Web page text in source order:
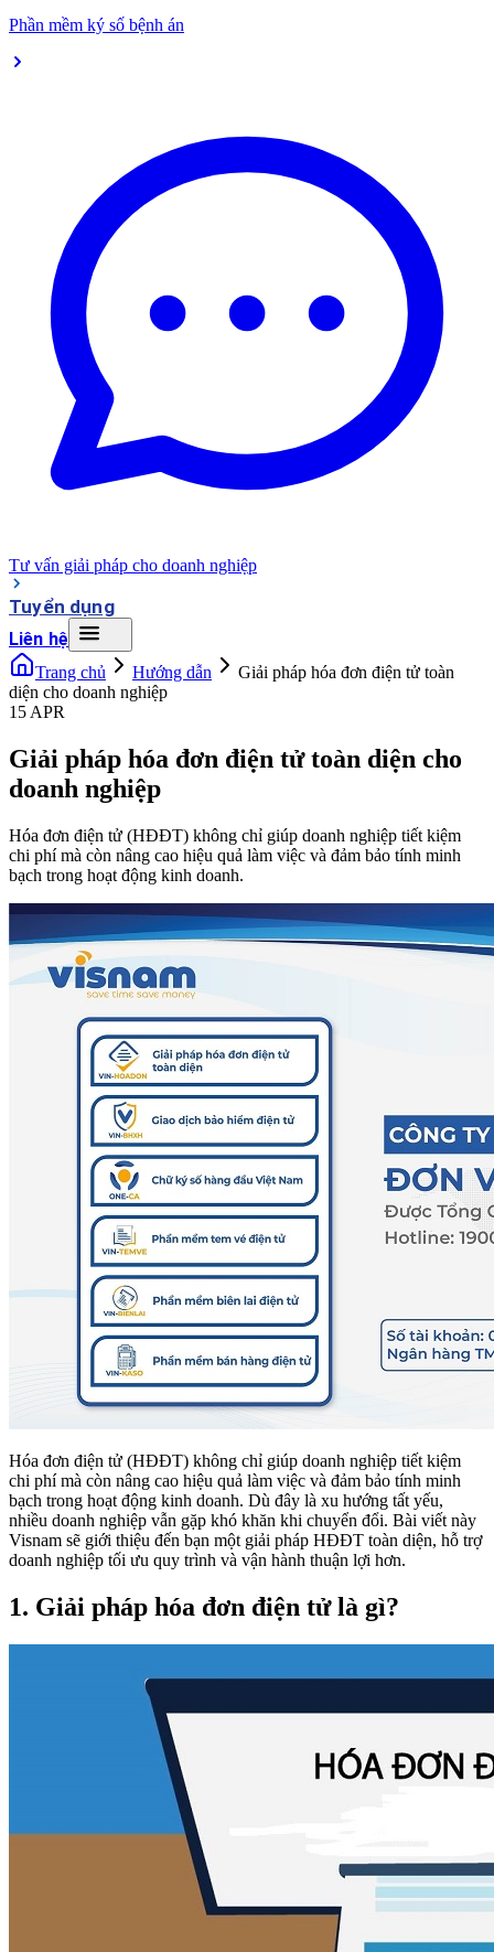
Phần mềm ký số bệnh án
Tư vấn giải pháp cho doanh nghiệp
Tuyển dụng
Liên hệ
Trang chủ Hướng dẫn
Giải pháp hóa đơn điện tử toàn
diện cho doanh nghiệp
15 APR
Giải pháp hóa đơn điện tử toàn diện cho
doanh nghiệp
Hóa đơn điện tử (HĐĐT) không chỉ giúp doanh nghiệp tiết kiệm
chi phí mà còn nâng cao hiệu quả làm việc và đảm bảo tính minh
bạch trong hoạt động kinh doanh.
Hóa đơn điện tử (HĐĐT) không chỉ giúp doanh nghiệp tiết kiệm
chi phí mà còn nâng cao hiệu quả làm việc và đảm bảo tính minh
bạch trong hoạt động kinh doanh. Dù đây là xu hướng tất yếu,
nhiều doanh nghiệp vẫn gặp khó khăn khi chuyển đổi. Bài viết này
Visnam sẽ giới thiệu đến bạn một giải pháp HĐĐT toàn diện, hỗ trợ
doanh nghiệp tối ưu quy trình và vận hành thuận lợi hơn.
1. Giải pháp hóa đơn điện tử là gì?